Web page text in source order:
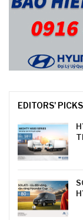
EDITORS' PICKS